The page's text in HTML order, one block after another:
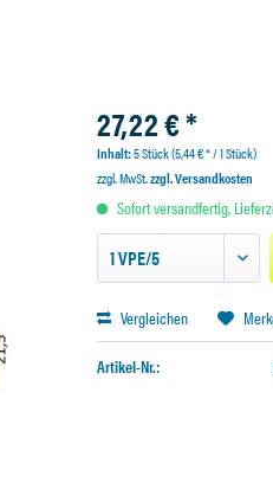
27,22 € *
Inhalt:5 Stück (5,44 € * / 1 Stück)
zzgl. MwSt.zzgl. Versandkosten
Sofort versandfertig,
Vergleichen
Artikel-Nr.: